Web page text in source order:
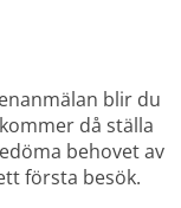
blir du
då ställa
behovet av
första besök.